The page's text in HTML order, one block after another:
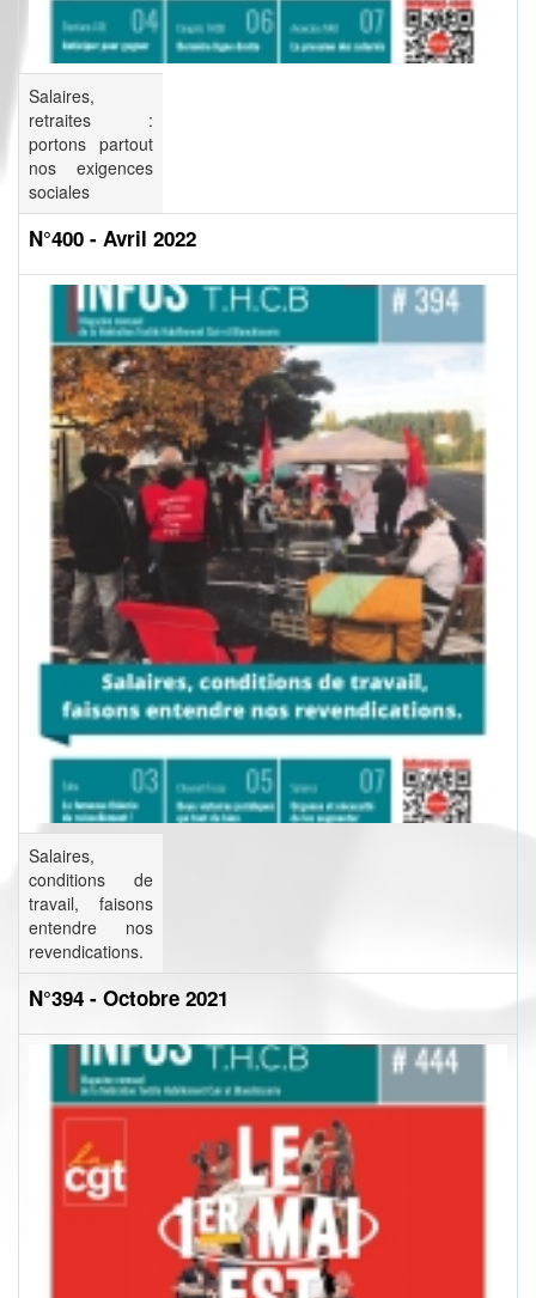
Salaires,
retraites :
portons partout
nos exigences
sociales
N°400 - Avril 2022
Salaires,
conditions de
travail, faisons
entendre nos
revendications.
N°394 - Octobre 2021